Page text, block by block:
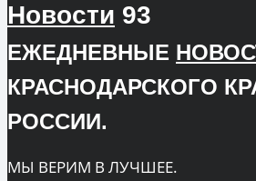
Новости 93
ЕЖЕДНЕВНЫЕ
КРАСНОДАРСКОГО
РОССИИ.
МЫ ВЕРИМ В ЛУЧШЕЕ.